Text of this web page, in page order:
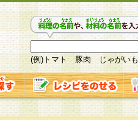
(例)トマト 豚肉 じゃがいも